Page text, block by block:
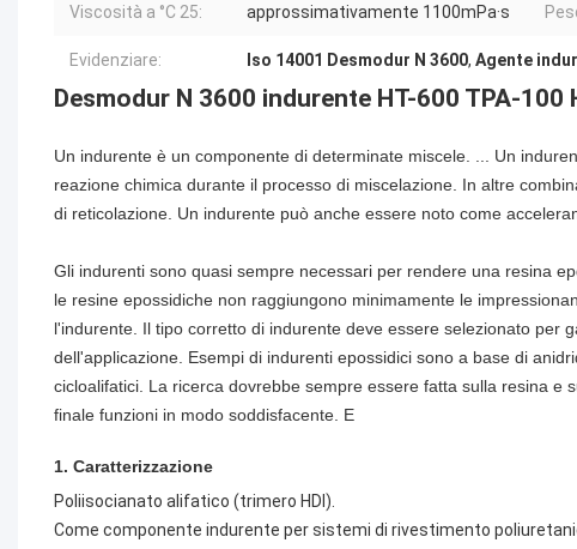
Viscosità a °C 25: approssimativamente 1100mPa·s
Evidenziare: Iso 14001 Desmodur N 3600, Agente
Desmodur N 3600 indurente HT-600 TPA-100
Un indurente è un componente di determinate miscele. ... Un
reazione chimica durante il processo di miscelazione. In altre
di reticolazione. Un indurente può anche essere noto come
Gli indurenti sono quasi sempre necessari per rendere una resina
le resine epossidiche non raggiungono minimamente le
l'indurente. Il tipo corretto di indurente deve essere selezionato per
dell'applicazione. Esempi di indurenti epossidici sono a base di
cicloalifatici. La ricerca dovrebbe sempre essere fatta sulla resina e
finale funzioni in modo soddisfacente. E
1. Caratterizzazione
Poliisocianato alifatico (trimero HDI).
Come componente indurente per sistemi di rivestimento